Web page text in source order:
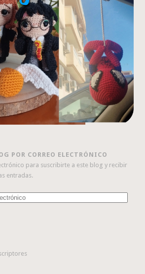
POR CORREO ELECTRÓNICO
para suscribirte a este blog y recibir
entradas.